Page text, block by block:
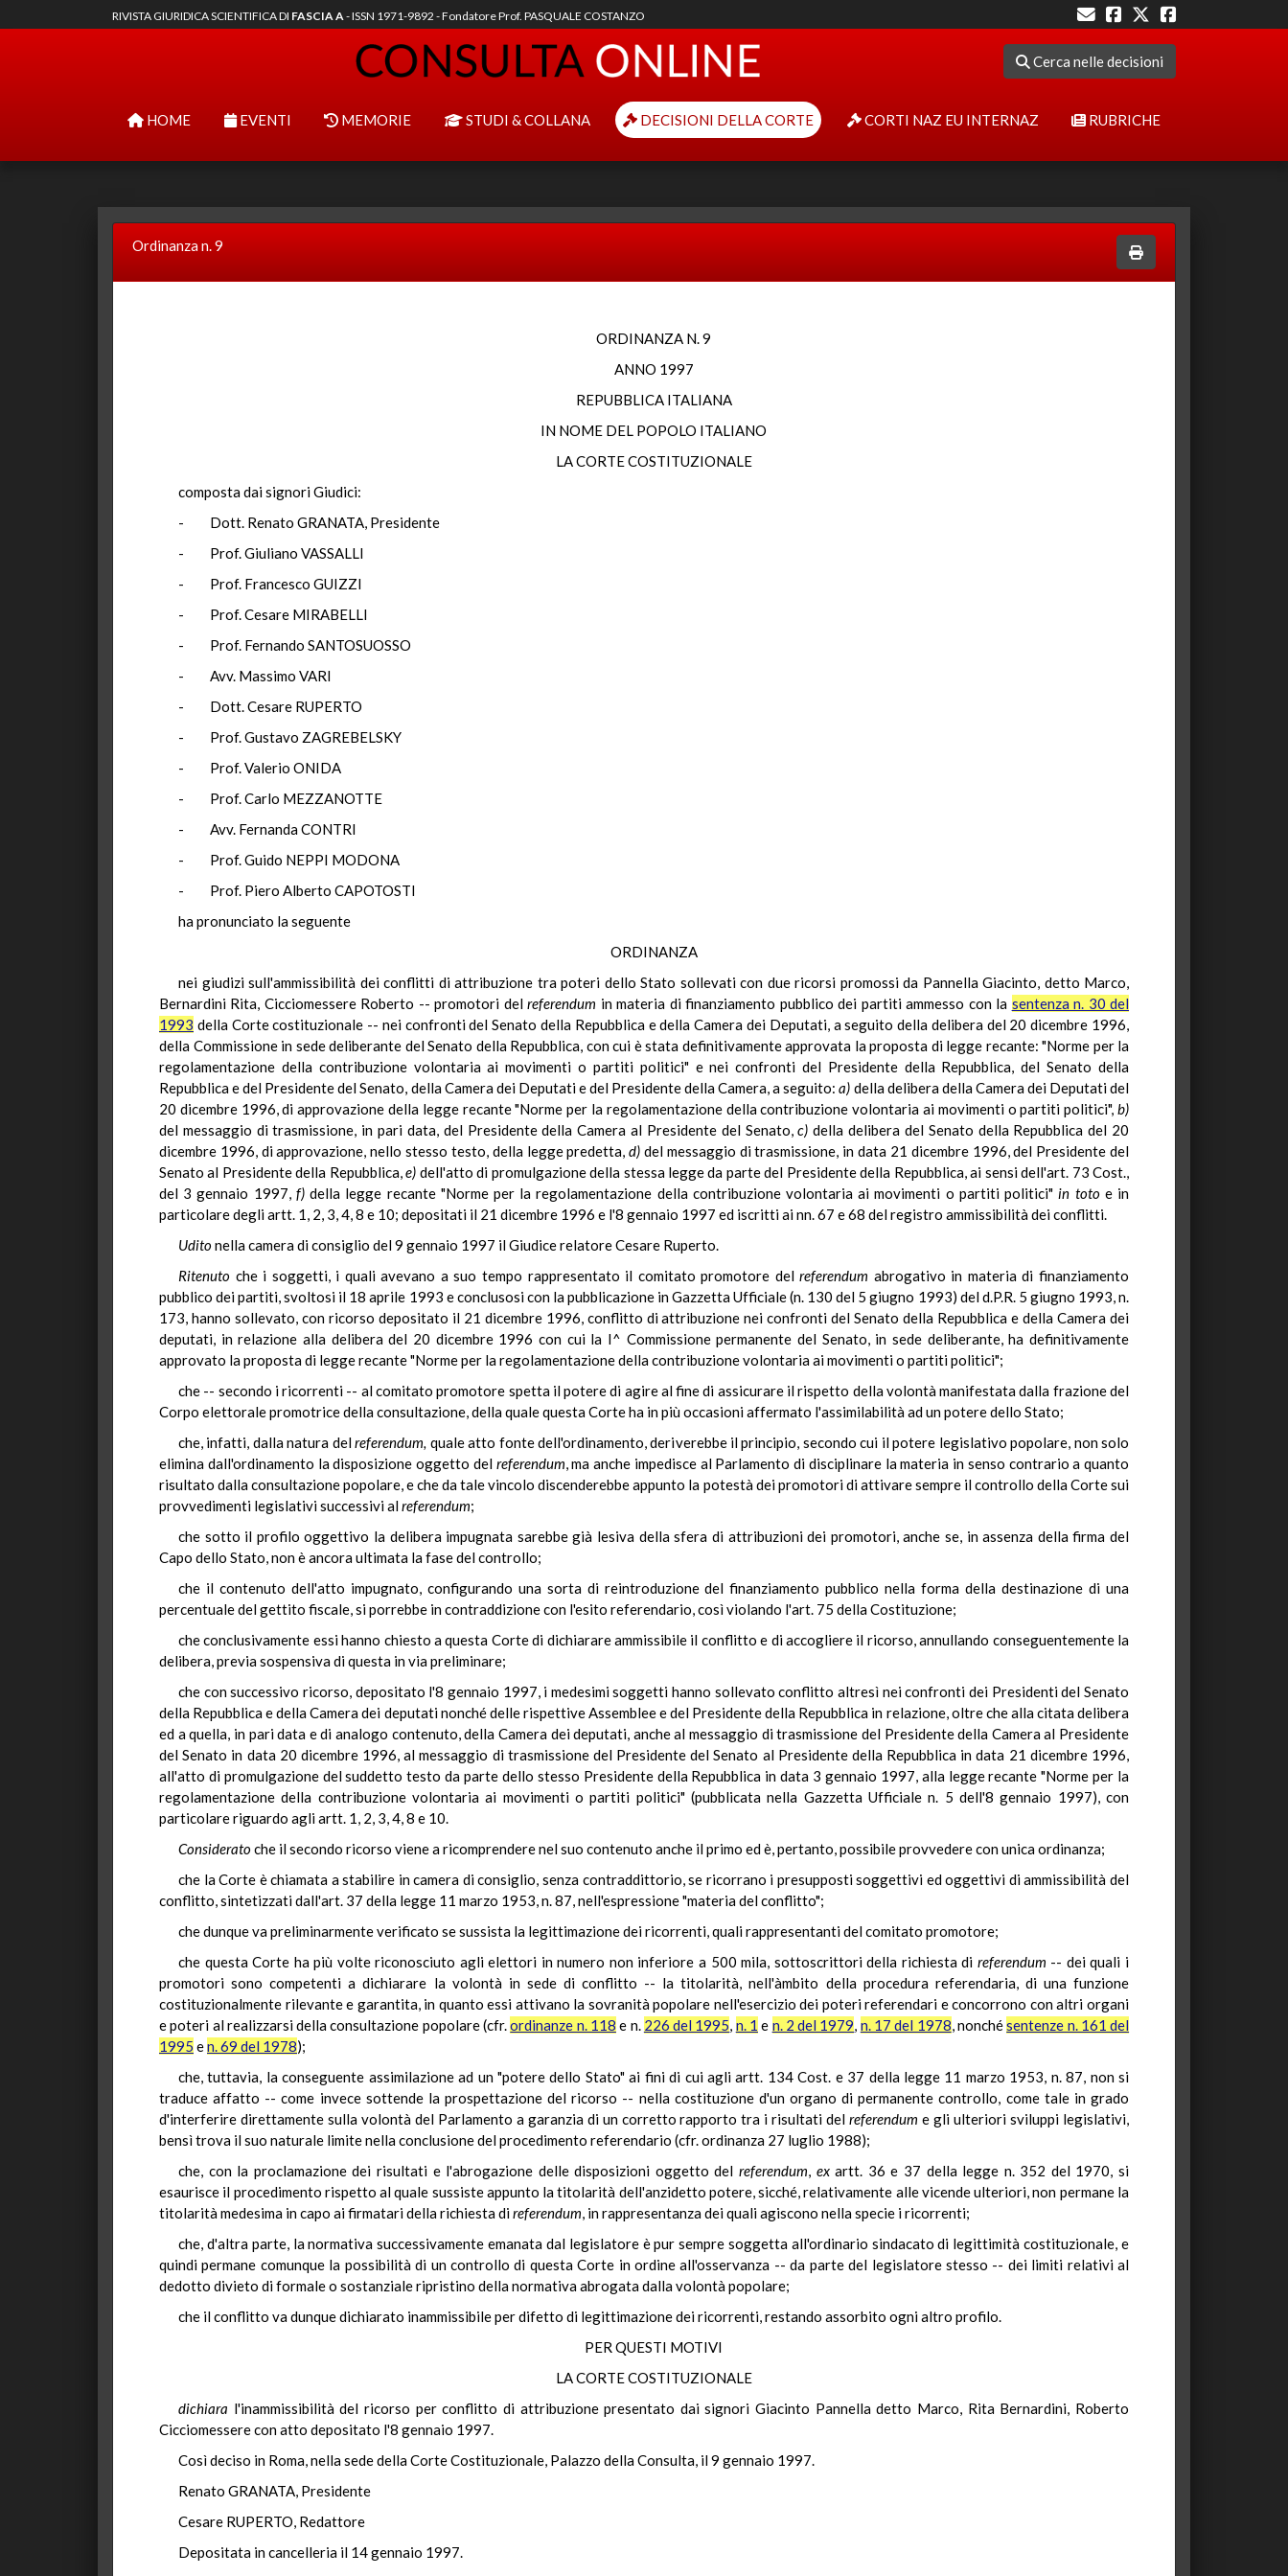
RIVISTA GIURIDICA SCIENTIFICA DI FASCIA A- ISSN 1971-9892 - Fondatore Prof. PASQUALE COSTANZO
Cerca nelle decisioni
HOME EVENTI MEMORIE STUDI & COLLANA DECISIONI DELLA CORTE CORTI NAZ EU INTERNAZ RUBRICHE
Ordinanza n. 9
ORDINANZA N. 9
ANNO 1997
REPUBBLICA ITALIANA
IN NOME DEL POPOLO ITALIANO
LA CORTE COSTITUZIONALE
composta dai signori Giudici:
- Dott. Renato GRANATA, Presidente
- Prof. Giuliano VASSALLI
- Prof. Francesco GUIZZI
- Prof. Cesare MIRABELLI
- Prof. Fernando SANTOSUOSSO
- Avv. Massimo VARI
- Dott. Cesare RUPERTO
- Prof. Gustavo ZAGREBELSKY
- Prof. Valerio ONIDA
- Prof. Carlo MEZZANOTTE
- Avv. Fernanda CONTRI
- Prof. Guido NEPPI MODONA
- Prof. Piero Alberto CAPOTOSTI
ha pronunciato la seguente
ORDINANZA
nei giudizi sull'ammissibilità dei conflitti di attribuzione tra poteri dello Stato sollevati con due ricorsi promossi da Pannella Giacinto, detto Marco,
Bernardini Rita, Cicciomessere Roberto -- promotori delreferendum in materia di finanziamento pubblico dei partiti ammesso con la sentenza n. 30 del
1993 della Corte costituzionale -- nei confronti del Senato della Repubblica e della Camera dei Deputati, a seguito della delibera del 20 dicembre 1996,
della Commissione in sede deliberante del Senato della Repubblica, con cui è stata definitivamente approvata la proposta di legge recante: "Norme per la
regolamentazione della contribuzione volontaria ai movimenti o partiti politici" e nei confronti del Presidente della Repubblica, del Senato della
Repubblica e del Presidente del Senato, della Camera dei Deputati e del Presidente della Camera, a seguito:a) della delibera della Camera dei Deputati del
20 dicembre 1996, di approvazione della legge recante "Norme per la regolamentazione della contribuzione volontaria ai movimenti o partiti politici", b)
del messaggio di trasmissione, in pari data, del Presidente della Camera al Presidente del Senato,c) della delibera del Senato della Repubblica del 20
dicembre 1996, di approvazione, nello stesso testo, della legge predetta,d) del messaggio di trasmissione, in data 21 dicembre 1996, del Presidente del
Senato al Presidente della Repubblica,e) dell'atto di promulgazione della stessa legge da parte del Presidente della Repubblica, ai sensi dell'art. 73 Cost.,
del 3 gennaio 1997, f)della legge recante "Norme per la regolamentazione della contribuzione volontaria ai movimenti o partiti politici"in totoe in
particolare degli artt. 1, 2, 3, 4, 8 e 10; depositati il 21 dicembre 1996 e l'8 gennaio 1997 ed iscritti ai nn. 67 e 68 del registro ammissibilità dei conflitti.
Uditonella camera di consiglio del 9 gennaio 1997 il Giudice relatore Cesare Ruperto.
Ritenuto che i soggetti, i quali avevano a suo tempo rappresentato il comitato promotore delreferendum abrogativo in materia di finanziamento
pubblico dei partiti, svoltosi il 18 aprile 1993 e conclusosi con la pubblicazione in Gazzetta Ufficiale (n. 130 del 5 giugno 1993) del d.P.R. 5 giugno 1993, n.
173, hanno sollevato, con ricorso depositato il 21 dicembre 1996, conflitto di attribuzione nei confronti del Senato della Repubblica e della Camera dei
deputati, in relazione alla delibera del 20 dicembre 1996 con cui la I^ Commissione permanente del Senato, in sede deliberante, ha definitivamente
approvato la proposta di legge recante "Norme per la regolamentazione della contribuzione volontaria ai movimenti o partiti politici";
che -- secondo i ricorrenti -- al comitato promotore spetta il potere di agire al fine di assicurare il rispetto della volontà manifestata dalla frazione del
Corpo elettorale promotrice della consultazione, della quale questa Corte ha in più occasioni affermato l'assimilabilità ad un potere dello Stato;
che, infatti, dalla natura delreferendum, quale atto fonte dell'ordinamento, deriverebbe il principio, secondo cui il potere legislativo popolare, non solo
elimina dall'ordinamento la disposizione oggetto del referendum, ma anche impedisce al Parlamento di disciplinare la materia in senso contrario a quanto
risultato dalla consultazione popolare, e che da tale vincolo discenderebbe appunto la potestà dei promotori di attivare sempre il controllo della Corte sui
provvedimenti legislativi successivi alreferendum;
che sotto il profilo oggettivo la delibera impugnata sarebbe già lesiva della sfera di attribuzioni dei promotori, anche se, in assenza della firma del
Capo dello Stato, non è ancora ultimata la fase del controllo;
che il contenuto dell'atto impugnato, configurando una sorta di reintroduzione del finanziamento pubblico nella forma della destinazione di una
percentuale del gettito fiscale, si porrebbe in contraddizione con l'esito referendario, così violando l'art. 75 della Costituzione;
che conclusivamente essi hanno chiesto a questa Corte di dichiarare ammissibile il conflitto e di accogliere il ricorso, annullando conseguentemente la
delibera, previa sospensiva di questa in via preliminare;
che con successivo ricorso, depositato l'8 gennaio 1997, i medesimi soggetti hanno sollevato conflitto altresì nei confronti dei Presidenti del Senato
della Repubblica e della Camera dei deputati nonché delle rispettive Assemblee e del Presidente della Repubblica in relazione, oltre che alla citata delibera
ed a quella, in pari data e di analogo contenuto, della Camera dei deputati, anche al messaggio di trasmissione del Presidente della Camera al Presidente
del Senato in data 20 dicembre 1996, al messaggio di trasmissione del Presidente del Senato al Presidente della Repubblica in data 21 dicembre 1996,
all'atto di promulgazione del suddetto testo da parte dello stesso Presidente della Repubblica in data 3 gennaio 1997, alla legge recante "Norme per la
regolamentazione della contribuzione volontaria ai movimenti o partiti politici" (pubblicata nella Gazzetta Ufficiale n. 5 dell'8 gennaio 1997), con
particolare riguardo agli artt. 1, 2, 3, 4, 8 e 10.
Consideratoche il secondo ricorso viene a ricomprendere nel suo contenuto anche il primo ed è, pertanto, possibile provvedere con unica ordinanza;
che la Corte è chiamata a stabilire in camera di consiglio, senza contraddittorio, se ricorrano i presupposti soggettivi ed oggettivi di ammissibilità del
conflitto, sintetizzati dall'art. 37 della legge 11 marzo 1953, n. 87, nell'espressione "materia del conflitto";
che dunque va preliminarmente verificato se sussista la legittimazione dei ricorrenti, quali rappresentanti del comitato promotore;
che questa Corte ha più volte riconosciuto agli elettori in numero non inferiore a 500 mila, sottoscrittori della richiesta di referendum -- dei quali i
promotori sono competenti a dichiarare la volontà in sede di conflitto -- la titolarità, nell'àmbito della procedura referendaria, di una funzione
costituzionalmente rilevante e garantita, in quanto essi attivano la sovranità popolare nell'esercizio dei poteri referendari e concorrono con altri organi
e poteri al realizzarsi della consultazione popolare (cfr.ordinanze n. 118 e n. 226 del 1995, n. 1 e n. 2 del 1979, n. 17 del 1978, nonchésentenze n. 161 del
1995 en. 69 del 1978);
che, tuttavia, la conseguente assimilazione ad un "potere dello Stato" ai fini di cui agli artt. 134 Cost. e 37 della legge 11 marzo 1953, n. 87, non si
traduce affatto -- come invece sottende la prospettazione del ricorso -- nella costituzione d'un organo di permanente controllo, come tale in grado
d'interferire direttamente sulla volontà del Parlamento a garanzia di un corretto rapporto tra i risultati delreferendum e gli ulteriori sviluppi legislativi,
bensì trova il suo naturale limite nella conclusione del procedimento referendario (cfr. ordinanza 27 luglio 1988);
che, con la proclamazione dei risultati e l'abrogazione delle disposizioni oggetto del referendum, exartt. 36 e 37 della legge n. 352 del 1970, si
esaurisce il procedimento rispetto al quale sussiste appunto la titolarità dell'anzidetto potere, sicché, relativamente alle vicende ulteriori, non permane la
titolarità medesima in capo ai firmatari della richiesta direferendum, in rappresentanza dei quali agiscono nella specie i ricorrenti;
che, d'altra parte, la normativa successivamente emanata dal legislatore è pur sempre soggetta all'ordinario sindacato di legittimità costituzionale, e
quindi permane comunque la possibilità di un controllo di questa Corte in ordine all'osservanza -- da parte del legislatore stesso -- dei limiti relativi al
dedotto divieto di formale o sostanziale ripristino della normativa abrogata dalla volontà popolare;
che il conflitto va dunque dichiarato inammissibile per difetto di legittimazione dei ricorrenti, restando assorbito ogni altro profilo.
PER QUESTI MOTIVI
LA CORTE COSTITUZIONALE
dichiara l'inammissibilità del ricorso per conflitto di attribuzione presentato dai signori Giacinto Pannella detto Marco, Rita Bernardini, Roberto
Cicciomessere con atto depositato l'8 gennaio 1997.
Così deciso in Roma, nella sede della Corte Costituzionale, Palazzo della Consulta, il 9 gennaio 1997.
Renato GRANATA, Presidente
Cesare RUPERTO, Redattore
Depositata in cancelleria il 14 gennaio 1997.